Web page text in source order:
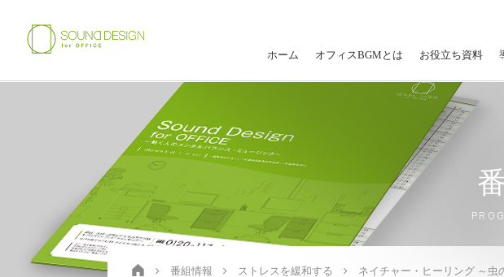
ホーム オフィスBGMとは お役立ち資料
番組情報 ストレスを緩和する ネイチャー・ヒーリング ～虫